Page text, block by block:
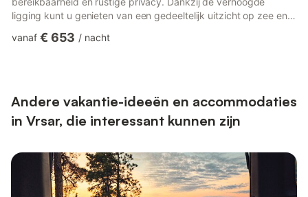
ligging kunt u genieten van een gedeeltelijk uitzicht op zee en
binnenstad van Vrsar. Villa Sara heeft een open indeling op de
loopt via sch...
vanaf € 653 / nacht
Andere vakantie-ideeën en accommodaties
in Vrsar, die interessant kunnen zijn